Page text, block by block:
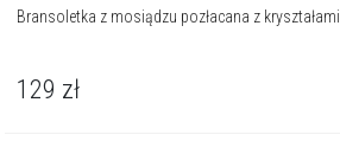
Bransoletka z mosiądzu pozłacana z kryształami
129 zł